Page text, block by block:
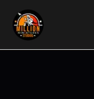
contenido